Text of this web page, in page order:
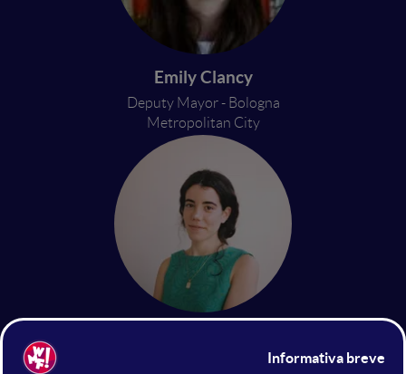
Emily Clancy
Deputy Mayor - Bologna
Metropolitan City
Project manager Digital Rights, BIT